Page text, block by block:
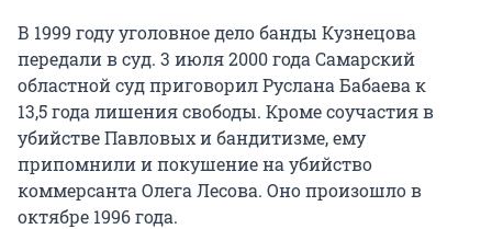
В 1999 году уголовное дело банды Кузнецова
передали в суд. 3 июля 2000 года Самарский
областной суд приговорил Руслана Бабаева к
13,5 года лишения свободы. Кроме соучастия в
убийстве Павловых и бандитизме, ему
припомнили и покушение на убийство
коммерсанта Олега Лесова. Оно произошло в
октябре 1996 года.